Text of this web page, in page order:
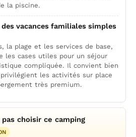
la piscine.
vacances familiales simples
la plage et les services de base,
les cases utiles pour un séjour
compliquée. Il convient bien
les activités sur place
très premium.
choisir ce camping